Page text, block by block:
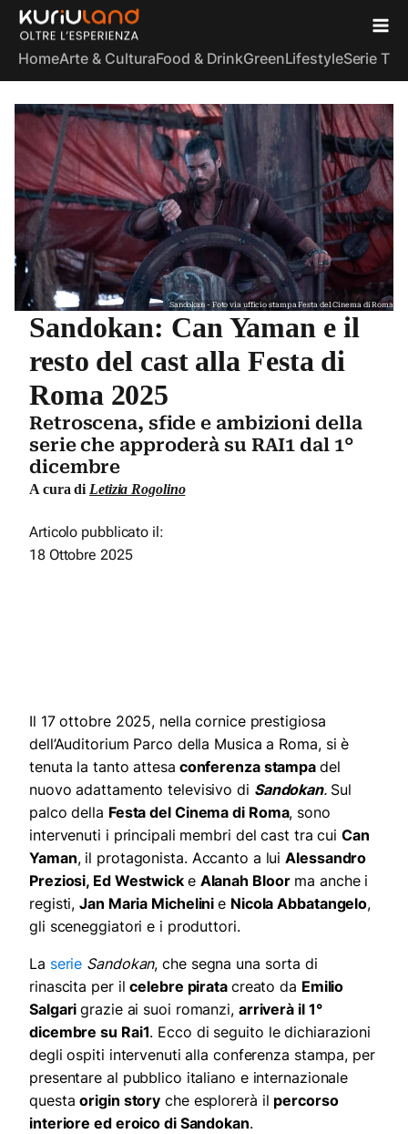
HomeArte & CulturaFood & DrinkGreenLifestyleSerie TV
Sandokan - Foto via ufficio stampa Festa del Cinema di Roma
Sandokan: Can Yaman e il
resto del cast alla Festa di
Roma 2025
Retroscena, sfide e ambizioni della
serie che approderà su RAI1 dal 1°
dicembre
A cura diLetizia Rogolino
Articolo pubblicato il:
18 Ottobre 2025
Il 17 ottobre 2025, nella cornice prestigiosa
dell’Auditorium Parco della Musica a Roma, si è
tenuta la tanto attesa conferenza stampa del
nuovo adattamento televisivo di Sandokan. Sul
palco della Festa del Cinema di Roma, sono
intervenuti i principali membri del cast tra cuiCan
Yaman, il protagonista. Accanto a luiAlessandro
Preziosi, Ed Westwick e Alanah Bloorma anche i
registi,Jan Maria Michelinie Nicola Abbatangelo,
gli sceneggiatori e i produttori.
La serie Sandokan, che segna una sorta di
rinascita per ilcelebre pirata creato da Emilio
Salgarigrazie ai suoi romanzi, arriverà il 1°
dicembre su Rai1. Ecco di seguito le dichiarazioni
degli ospiti intervenuti alla conferenza stampa, per
presentare al pubblico italiano e internazionale
questaorigin story che esplorerà il percorso
interiore ed eroico di Sandokan.